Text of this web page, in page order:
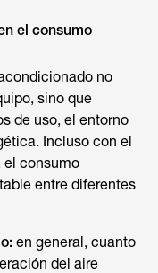
el consumo
no
sino que
de uso, el entorno
Incluso con el
el consumo
entre diferentes
en general, cuanto
del aire